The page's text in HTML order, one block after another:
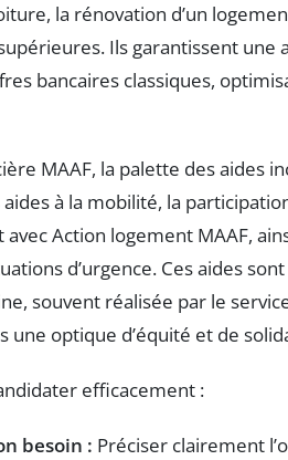
la rénovation d’un
Ils garantissent une
bancaires classiques,
MAAF, la palette des aides
à la mobilité, la
Action logement MAAF,
d’urgence. Ces aides
souvent réalisée par le
une optique d’équité et de
efficacement :
besoin : Préciser clairement